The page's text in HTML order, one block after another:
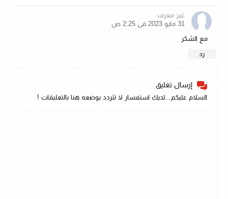
غير معرف
31 مايو 2023 في 2:25 ص
مع الشكر
رد
إرسال تعليق
السلام عليكم...لديك استفسار لا تتردد بوضعه هنا بالتعليقات !